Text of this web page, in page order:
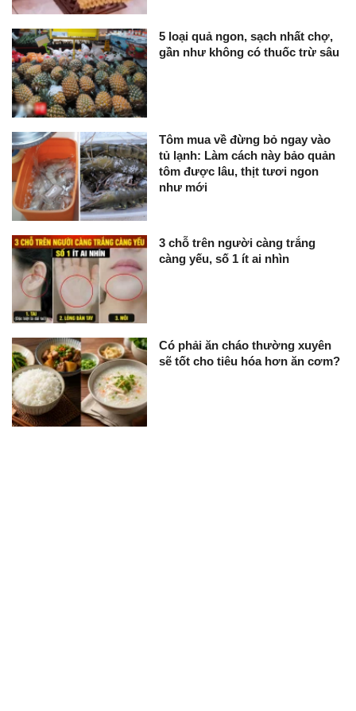
5 loại quả ngon, sạch nhất chợ,
gần như không có thuốc trừ sâu
Tôm mua về đừng bỏ ngay vào
tủ lạnh: Làm cách này bảo quản
tôm được lâu, thịt tươi ngon
như mới
3 chỗ trên người càng trắng
càng yếu, số 1 ít ai nhìn
Có phải ăn cháo thường xuyên
sẽ tốt cho tiêu hóa hơn ăn cơm?